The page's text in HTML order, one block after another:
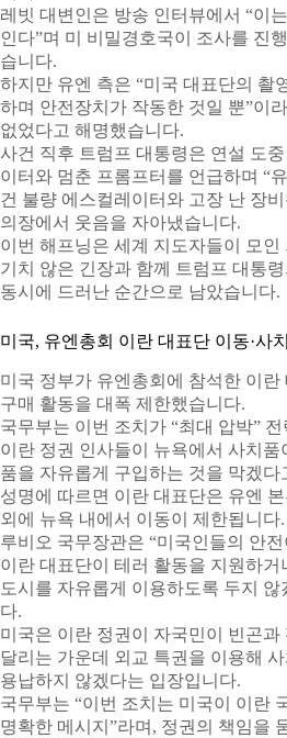
레빗 대변인은 방송 인터뷰에서 “이
인다”며 미 비밀경호국이 조사를 진
습니다.
하지만 유엔 측은 “미국 대표단의 촬
하며 안전장치가 작동한 것일 뿐”이
없었다고 해명했습니다.
사건 직후 트럼프 대통령은 연설 도중
이터와 멈춘 프롬프터를 언급하며 “
건 불량 에스컬레이터와 고장 난 장
의장에서 웃음을 자아냈습니다.
이번 해프닝은 세계 지도자들이 모인
기치 않은 긴장과 함께 트럼프 대통
동시에 드러난 순간으로 남았습니다.
미국, 유엔총회 이란 대표단 이동·사
미국 정부가 유엔총회에 참석한 이란
구매 활동을 대폭 제한했습니다.
국무부는 이번 조치가 “최대 압박”
이란 정권 인사들이 뉴욕에서 사치품
품을 자유롭게 구입하는 것을 막겠다
성명에 따르면 이란 대표단은 유엔
외에 뉴욕 내에서 이동이 제한됩니다.
루비오 국무장관은 “미국인들의 안
이란 대표단이 테러 활동을 지원하거
도시를 자유롭게 이용하도록 두지 않
다.
미국은 이란 정권이 자국민이 빈곤과
달리는 가운데 외교 특권을 이용해
용납하지 않겠다는 입장입니다.
국무부는 “이번 조치는 미국이 이란
명확한 메시지”라며, 정권의 책임을